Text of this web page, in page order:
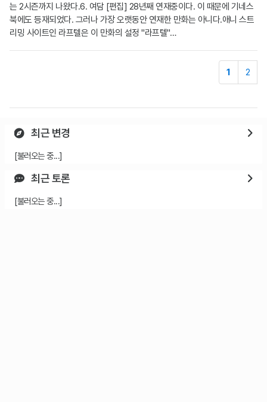
는 2시즌까지 나왔다.6. 여담 [편집] 28년째 연재중이다. 이 때문에 기네스
북에도 등재되었다. 그러나 가장 오랫동안 연재한 만화는 아니다.애니 스트
리밍 사이트인 라프텔은 이 만화의 설정 "라프텔"…
1 2
최근 변경
[불러오는 중...]
최근 토론
[불러오는 중...]